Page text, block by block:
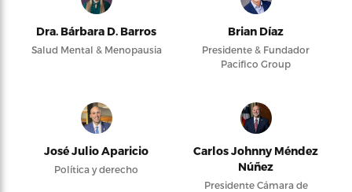
Dra. Bárbara D. Barros
Salud Mental & Menopausia
Brian Díaz
Presidente & Fundador
Pacifico Group
José Julio Aparicio
Política y derecho
Carlos Johnny Méndez
Núñez
Presidente Cámara de